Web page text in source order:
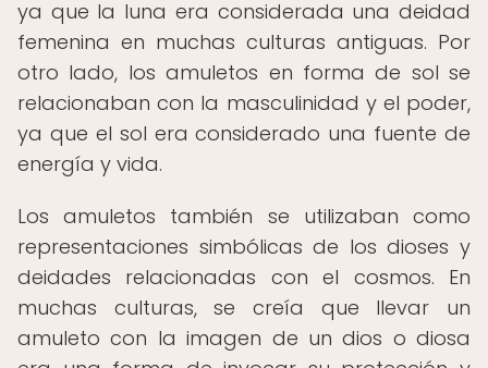
ya que la luna era considerada una deidad
femenina en muchas culturas antiguas. Por
otro lado, los amuletos en forma de sol se
relacionaban con la masculinidad y el poder,
ya que el sol era considerado una fuente de
energía y vida.
Los amuletos también se utilizaban como
representaciones simbólicas de los dioses y
deidades relacionadas con el cosmos. En
muchas culturas, se creía que llevar un
amuleto con la imagen de un dios o diosa